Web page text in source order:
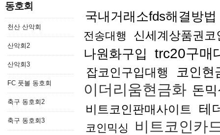
동호회
천산 산악회
산악회2
산악회3
FC 풋볼 동호회
축구 동호회2
축구 동호회3
국내거래소fds해결방법
전송대행 신세계상품권코
나원화구입 trc20구매
잡코인구입대행 코인현
이더리움현금화 돈
비트코인판매사이트 테
코인믹싱
비트코인카